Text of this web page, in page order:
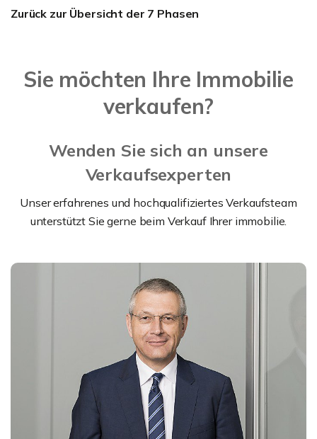
Zurück zur Übersicht der 7 Phasen
Sie möchten Ihre Immobilie
verkaufen?
Wenden Sie sich an unsere
Verkaufsexperten
Unser erfahrenes und hochqualifiziertes Verkaufsteam
unterstützt Sie gerne beim Verkauf Ihrer immobilie.